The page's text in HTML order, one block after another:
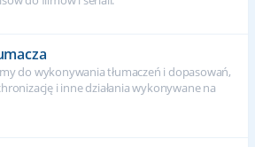
do wykonywania tłumaczeń i dopasowań,
i inne działania wykonywane na